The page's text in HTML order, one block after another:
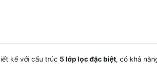
kế với cấu trúc 5 lớp lọc đặc biệt, có khả